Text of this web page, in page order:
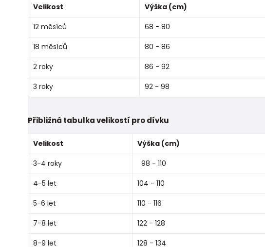
Velikost Výška (cm)
12 měsíců 68 - 80
18 měsíců 80 - 86
2 roky 86 - 92
3 roky 92 - 98
Přibližná tabulka velikostí pro dívku
Velikost Výška (cm)
3-4 roky 98 - 110
4-5 let 104 - 110
5-6 let 110 - 116
7-8 let 122 - 128
8-9 let 128 - 134